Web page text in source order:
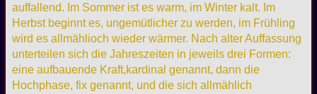
auffallend. Im Sommer ist es warm, im Winter kalt. Im
Herbst beginnt es, ungemütlicher zu werden, im Frühling
wird es allmählioch wieder wärmer. Nach alter Auffassung
unterteilen sich die Jahreszeiten in jeweils drei Formen:
eine aufbauende Kraft,kardinal genannt, dann die
Hochphase, fix genannt, und die sich allmählich